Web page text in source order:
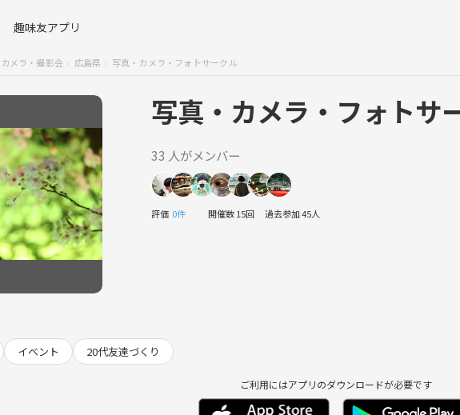
趣味友アプリ
カメラ・撮影会 広島県 写真・カメラ・フォトサークル
写真・カメラ・フォトサ
33 人がメンバー
評価 0件 開催数 15回 過去参加 45人
イベント 20代友達づくり
ご利用にはアプリのダウンロードが必要です